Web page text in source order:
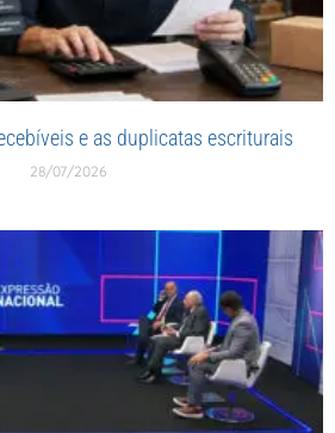
e as duplicatas escriturais
28/07/2026